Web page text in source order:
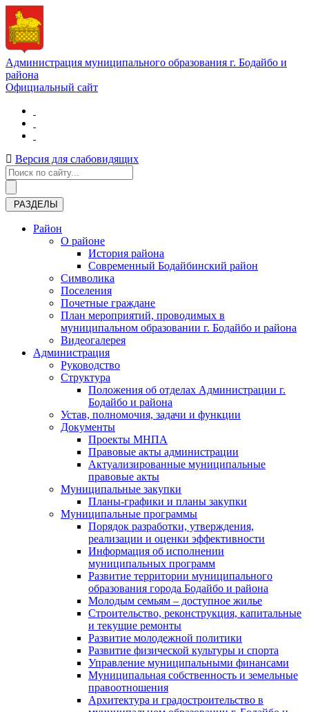
Администрация муниципального образования г. Бодайбо и
района
Официальный сайт
Версия для слабовидящих
РАЗДЕЛЫ
Район
О районе
История района
Современный Бодайбинский район
Символика
Поселения
Почетные граждане
План мероприятий, проводимых в
муниципальном образовании г. Бодайбо и района
Видеогалерея
Администрация
Руководство
Структура
Положения об отделах Администрации г.
Бодайбо и района
Устав, полномочия, задачи и функции
Документы
Проекты МНПА
Правовые акты администрации
Актуализированные муниципальные
правовые акты
Муниципальные закупки
Планы-графики и планы закупки
Муниципальные программы
Порядок разработки, утверждения,
реализации и оценки эффективности
Информация об исполнении
муниципальных программ
Развитие территории муниципального
образования города Бодайбо и района
Молодым семьям – доступное жилье
Строительство, реконструкция, капитальные
и текущие ремонты
Развитие молодежной политики
Развитие физической культуры и спорта
Управление муниципальными финансами
Муниципальная собственность и земельные
правоотношения
Архитектура и градостроительство в